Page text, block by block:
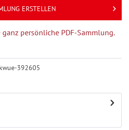
ERSTELLEN
persönliche PDF-Sammlung.
392605